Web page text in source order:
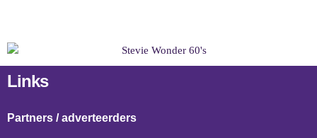
Links
Partners / adverteerders